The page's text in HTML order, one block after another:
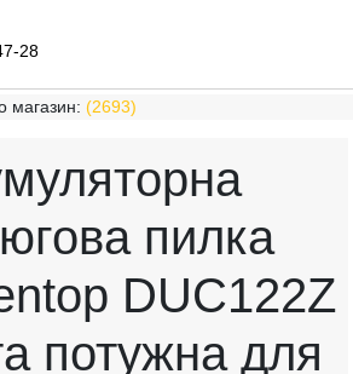
28
магазин: (2693)
пилка
DUC122Z
потужна для